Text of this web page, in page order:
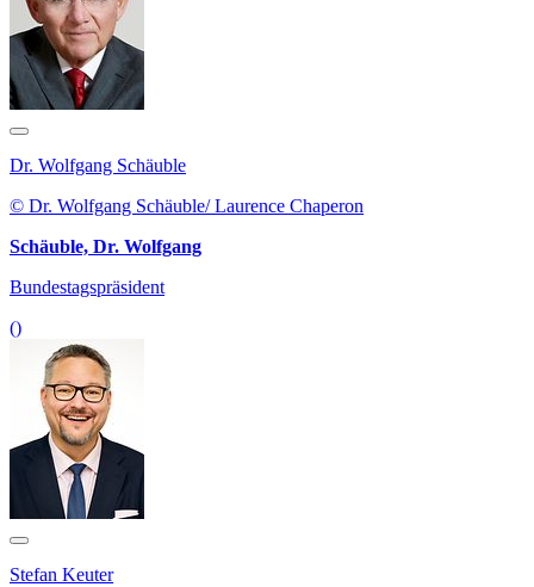
Dr. Wolfgang Schäuble
© Dr. Wolfgang Schäuble/ Laurence Chaperon
Schäuble, Dr. Wolfgang
Bundestagspräsident
()
Stefan Keuter